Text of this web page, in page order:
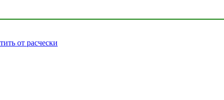
от расчески